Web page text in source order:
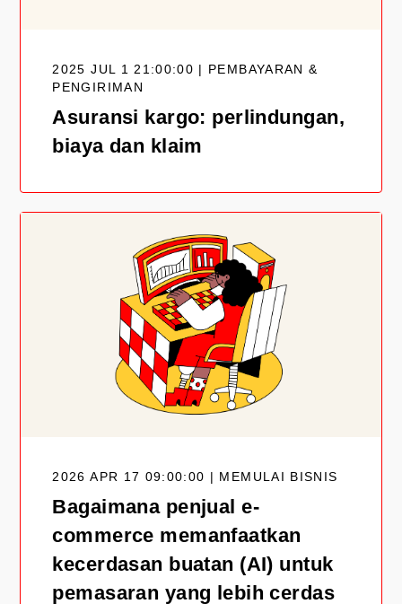
2025 JUL 1 21:00:00 | PEMBAYARAN &
PENGIRIMAN
Asuransi kargo: perlindungan,
biaya dan klaim
2026 APR 17 09:00:00 | MEMULAI BISNIS
Bagaimana penjual e-
commerce memanfaatkan
kecerdasan buatan (AI) untuk
pemasaran yang lebih cerdas